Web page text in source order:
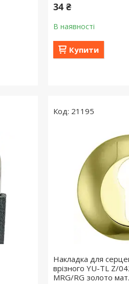
34 ₴
В наявності
Купити
21195
Накладка для
врізного YU-TL Z/
MRG/RG золото